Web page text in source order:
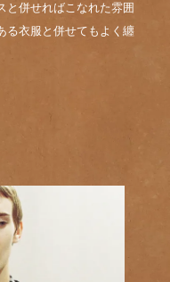
と併せればこなれた雰囲
る衣服と併せてもよく纏